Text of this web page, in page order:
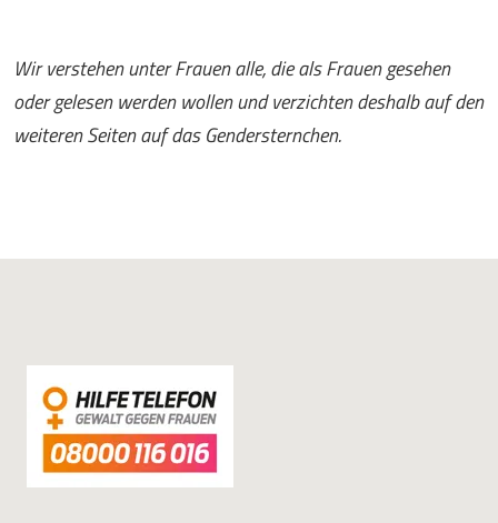
Wir verstehen unter Frauen alle, die als Frauen gesehen
oder gelesen werden wollen und verzichten deshalb auf den
weiteren Seiten auf das Gendersternchen.